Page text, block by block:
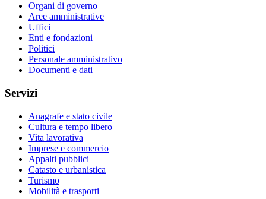
Organi di governo
Aree amministrative
Uffici
Enti e fondazioni
Politici
Personale amministrativo
Documenti e dati
Servizi
Anagrafe e stato civile
Cultura e tempo libero
Vita lavorativa
Imprese e commercio
Appalti pubblici
Catasto e urbanistica
Turismo
Mobilità e trasporti